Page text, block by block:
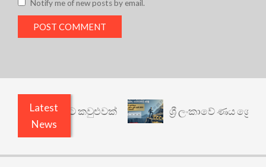
Notify me of new posts by email.
Latest
News
යථාර්ථයකට කවුළුවක් ශ්‍රී ලංකාවේ ණය ශ්‍රේණිගත